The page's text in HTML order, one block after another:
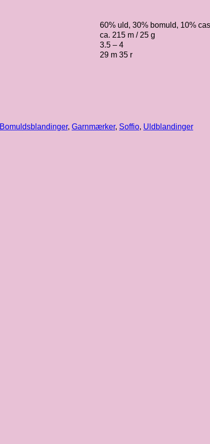
60% uld, 30% bomuld, 10%
ca. 215 m / 25 g
3.5 – 4
29 m 35 r
Bomuldsblandinger, Garnmærker, Soffio, Uldblandinger